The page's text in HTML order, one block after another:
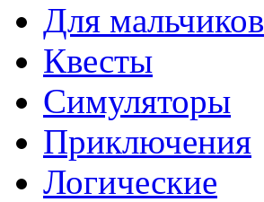
Для мальчиков
Квесты
Симуляторы
Приключения
Логические